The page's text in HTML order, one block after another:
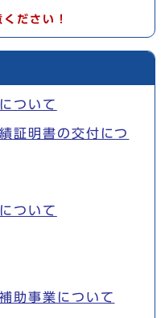
ださい！
ついて
証明書の交付につ
ついて
助事業について